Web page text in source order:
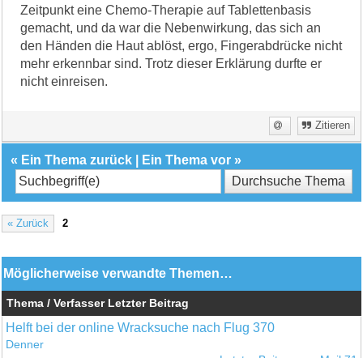
Zeitpunkt eine Chemo-Therapie auf Tablettenbasis
gemacht, und da war die Nebenwirkung, das sich an
den Händen die Haut ablöst, ergo, Fingerabdrücke nicht
mehr erkennbar sind. Trotz dieser Erklärung durfte er
nicht einreisen.
Zitieren
« Ein Thema zurück Ein Thema vor »
« Zurück 2
Möglicherweise verwandte Themen…
Thema / Verfasser Letzter Beitrag
Helft bei der online Wracksuche nach Flug 370
Denner